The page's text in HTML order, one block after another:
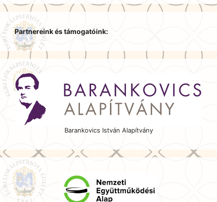
Partnereink és támogatóink:
Barankovics István Alapítvány